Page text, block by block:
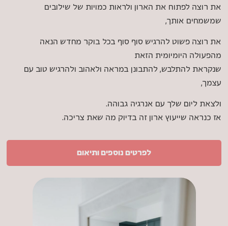
את רוצה לפתוח את הארון ולראות כמויות של שילובים
שמשמחים אותך,
את רוצה פשוט להרגיש סוף סוף בכל בוקר מחדש הנאה
מהפעולה היומיומית הזאת
שנקראת להתלבש, להתבונן במראה ולאהוב ולהרגיש טוב עם
עצמך,
ולצאת ליום שלך עם אנרגיה גבוהה.
אז כנראה שייעוץ ארון זה בדיוק מה שאת צריכה.
לפרטים נוספים ותיאום